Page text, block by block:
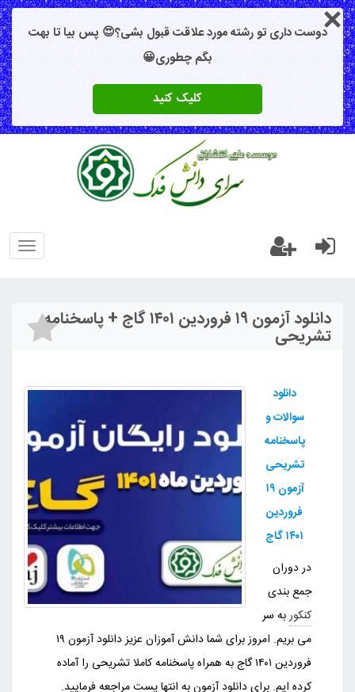
دوست داری تو رشته مورد علاقت قبول بشی؟😍 پس بیا تا بهت
بگم چطوری😀
کلیک کنید
دانلود آزمون ۱۹ فروردین ۱۴۰۱ گاج + پاسخنامه
تشریحی
دانلود
سوالات و
پاسخنامه
تشریحی
آزمون ۱۹
فروردین
۱۴۰۱ گاج
در دوران
جمع بندی
کنکوربه سر
می بریم. امروز برای شما دانش آموزان عزیز دانلود آزمون ۱۹
فروردین ۱۴۰۱ گاج به همراه پاسخنامه کاملا تشریحی را آماده
کرده ایم. برای دانلود آزمون به انتها پست مراجعه فرمایید.